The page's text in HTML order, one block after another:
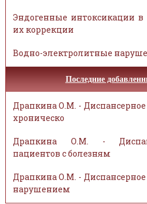
Эндогенные интоксикации
их коррекции
Водно-электролитные
Последние
Драпкина О.М. -
хроническо
Драпкина О.М. -
пациентов с болезням
Драпкина О.М. -
нарушением